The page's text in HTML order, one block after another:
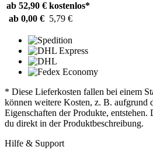
ab 52,90 € kostenlos*
ab 0,00 € 5,79 €
* Diese Lieferkosten fallen bei einem
können weitere Kosten, z. B. aufgrund
Eigenschaften der Produkte,
du direkt in der Produktbeschreibung.
Hilfe & Support